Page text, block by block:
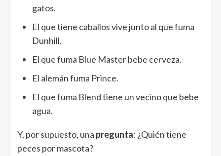
gatos.
El que tiene caballos vive junto al que fuma
Dunhill.
El que fuma Blue Master bebe cerveza.
El alemán fuma Prince.
El que fuma Blend tiene un vecino que bebe
agua.
Y, por supuesto, una pregunta: ¿Quién tiene
peces por mascota?